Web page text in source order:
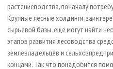
растениеводства, поначалу
Крупные лесные холдинги,
сырьевой базы, еще могут найти
этапов развития лесоводства
землевладельцев и
концами. Так что понадобится